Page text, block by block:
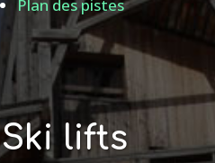
Plan des pistes
Ski lifts